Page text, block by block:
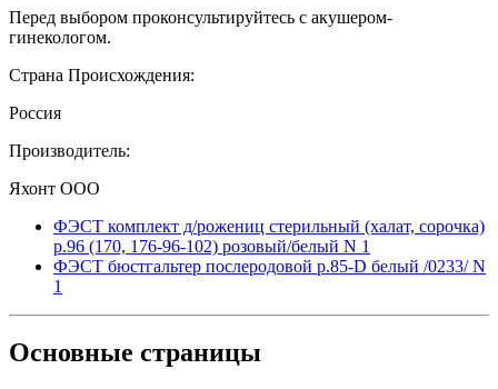
Перед выбором проконсультируйтесь с акушером-
гинекологом.
Страна Происхождения:
Россия
Производитель:
Яхонт ООО
ФЭСТ комплект д/рожениц стерильный (халат, сорочка)
р.96 (170, 176-96-102) розовый/белый N 1
ФЭСТ бюстгальтер послеродовой р.85-D белый /0233/ N
1
Основные страницы